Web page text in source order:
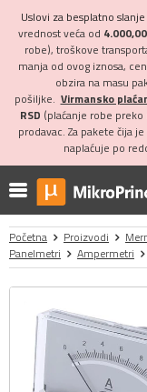
Uslovi za besplatno
vrednost veća od
robe), troškove
manja od ovog iznosa,
obzira na masu
pošiljke. Virmansko
RSD (plaćanje robe
prodavac. Za pakete čija
naplaćuje po
Početna Proizvodi
Panelmetri
Ampermetri